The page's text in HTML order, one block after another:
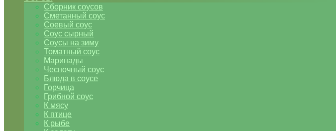
Сборник соусов
Сметанный соус
Соевый соус
Соус сырный
Соусы на зиму
Томатный соус
Маринады
Чесночный соус
Блюда в соусе
Горчица
Грибной соус
К мясу
К птице
К рыбе